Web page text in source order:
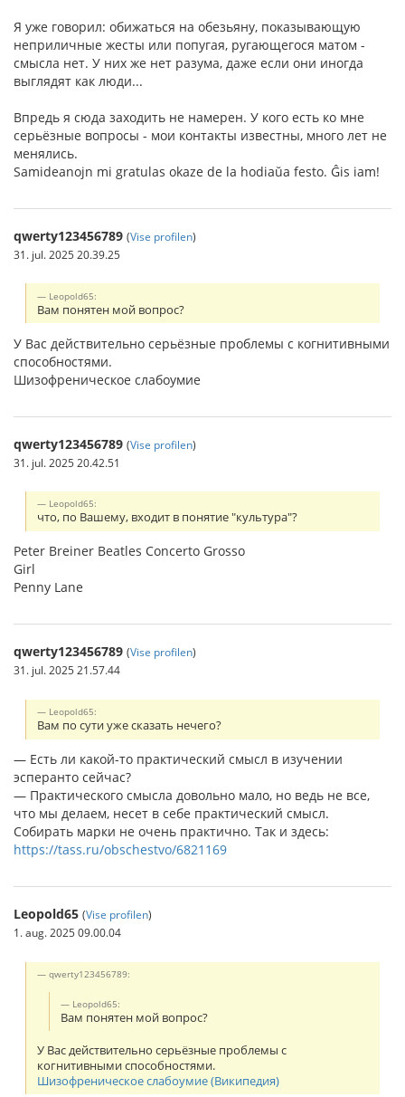
Я уже говорил: обижаться на обезьяну, показывающую
неприличные жесты или попугая, ругающегося матом -
смысла нет. У них же нет разума, даже если они иногда
выглядят как люди...
Впредь я сюда заходить не намерен. У кого есть ко мне
серьёзные вопросы - мои контакты известны, много лет не
менялись.
Samideanojn mi gratulas okaze de la hodiaŭa festo. Ĝis iam!
qwerty123456789 (Vise profilen)
31. jul. 2025 20.39.25
Leopold65:
Вам понятен мой вопрос?
У Вас действительно серьёзные проблемы с когнитивными
способностями.
Шизофреническое слабоумие
qwerty123456789 (Vise profilen)
31. jul. 2025 20.42.51
Leopold65:
что, по Вашему, входит в понятие "культура"?
Peter Breiner Beatles Concerto Grosso
Girl
Penny Lane
qwerty123456789 (Vise profilen)
31. jul. 2025 21.57.44
Leopold65:
Вам по сути уже сказать нечего?
— Есть ли какой-то практический смысл в изучении
эсперанто сейчас?
— Практического смысла довольно мало, но ведь не все,
что мы делаем, несет в себе практический смысл.
Собирать марки не очень практично. Так и здесь:
https://tass.ru/obschestvo/6821169
Leopold65 (Vise profilen)
1. aug. 2025 09.00.04
qwerty123456789:
Leopold65:
Вам понятен мой вопрос?
У Вас действительно серьёзные проблемы с
когнитивными способностями.
Шизофреническое слабоумие (Википедия)